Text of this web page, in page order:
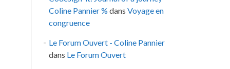
Coline Pannier % dans Voyage en
congruence
Le Forum Ouvert - Coline Pannier
dans Le Forum Ouvert